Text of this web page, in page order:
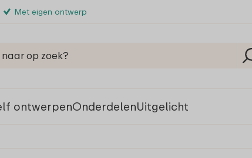
Met eigen ontwerp
ontwerpenOnderdelenUitgelicht